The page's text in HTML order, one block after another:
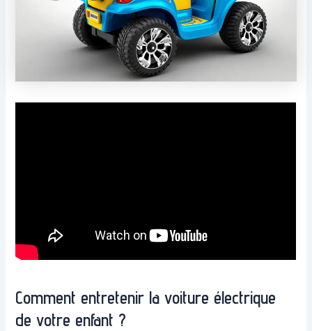
Comment entretenir la voiture électrique
de votre enfant ?